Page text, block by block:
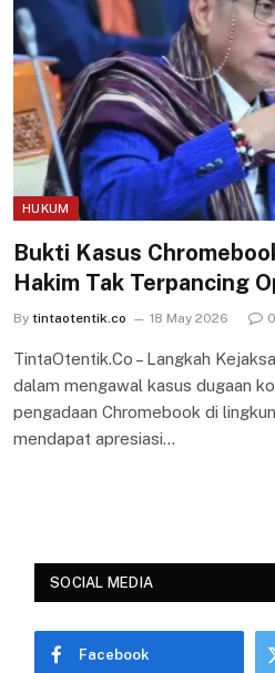
HUKUM
Bukti Kasus
Hakim Tak Terpancing
By tintaotentik.co 18 May 2026 0
TintaOtentik.Co – Langkah
dalam mengawal kasus dugaan
pengadaan Chromebook di
mendapat apresiasi…
SOCIAL MEDIA
Facebook